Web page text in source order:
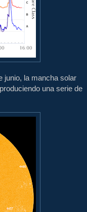
junio, la mancha solar
una serie de